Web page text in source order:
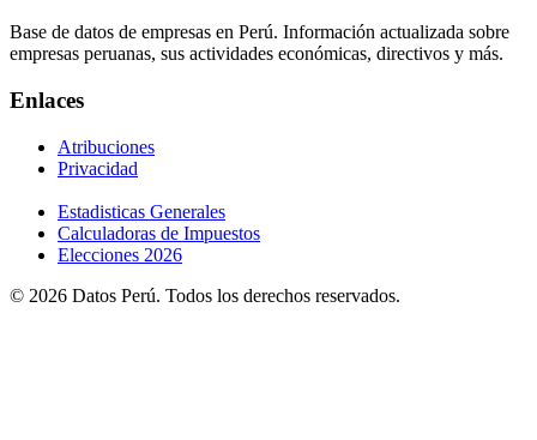
Base de datos de empresas en Perú. Información actualizada sobre
empresas peruanas, sus actividades económicas, directivos y más.
Enlaces
Atribuciones
Privacidad
Estadisticas Generales
Calculadoras de Impuestos
Elecciones 2026
© 2026 Datos Perú. Todos los derechos reservados.